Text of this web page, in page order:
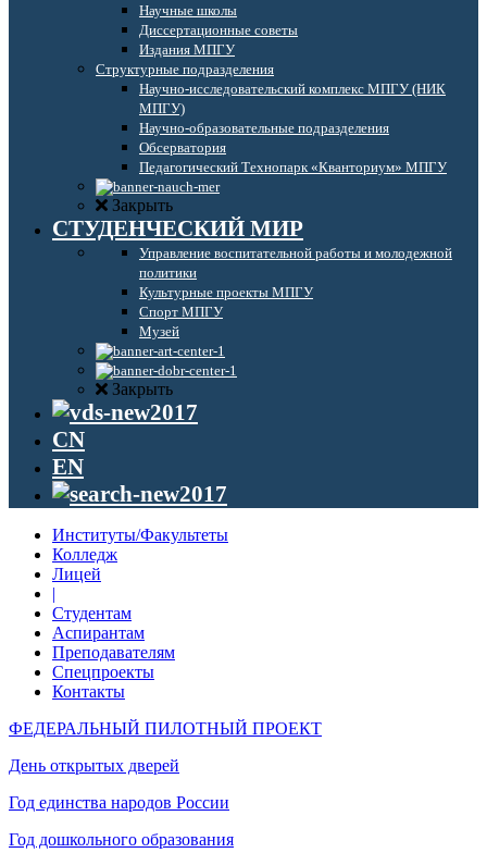
Научные школы
Диссертационные советы
Издания МПГУ
Структурные подразделения
Научно-исследовательский комплекс МПГУ (НИК
МПГУ)
Научно-образовательные подразделения
Обсерватория
Педагогический Технопарк «Кванториум» МПГУ
Закрыть
СТУДЕНЧЕСКИЙ МИР
Управление воспитательной работы и молодежной
политики
Культурные проекты МПГУ
Спорт МПГУ
Музей
Закрыть
CN
EN
Институты/Факультеты
Колледж
Лицей
|
Студентам
Аспирантам
Преподавателям
Спецпроекты
Контакты
ФЕДЕРАЛЬНЫЙ ПИЛОТНЫЙ ПРОЕКТ
День открытых дверей
Год единства народов России
Год дошкольного образования